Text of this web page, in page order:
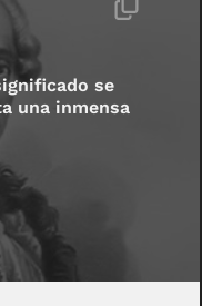
se
una inmensa